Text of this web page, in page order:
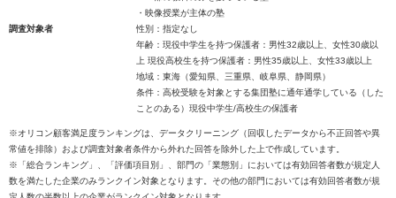
・映像授業が主体の塾
調査対象者
性別：指定なし
年齢：現役中学生を持つ保護者：男性32歳以上、女性30歳以
上 現役高校生を持つ保護者：男性35歳以上、女性33歳以上
地域：東海（愛知県、三重県、岐阜県、静岡県）
条件：高校受験を対象とする集団塾に通年通学している（した
ことのある）現役中学生/高校生の保護者
※オリコン顧客満足度ランキングは、データクリーニング（回収したデータから不正回答や異
常値を排除）および調査対象者条件から外れた回答を除外した上で作成しています。
※「総合ランキング」、「評価項目別」、部門の「業態別」においては有効回答者数が規定人
数を満たした企業のみランクイン対象となります。その他の部門においては有効回答者数が規